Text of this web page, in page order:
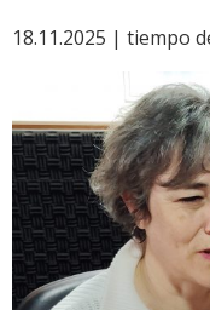
18.11.2025 | tiempo